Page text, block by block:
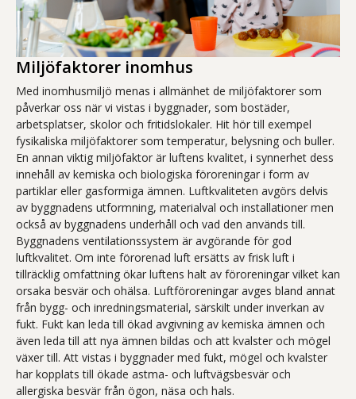
Miljöfaktorer inomhus
Med inomhusmiljö menas i allmänhet de miljöfaktorer som
påverkar oss när vi vistas i byggnader, som bostäder,
arbetsplatser, skolor och fritidslokaler. Hit hör till exempel
fysikaliska miljöfaktorer som temperatur, belysning och buller.
En annan viktig miljöfaktor är luftens kvalitet, i synnerhet dess
innehåll av kemiska och biologiska föroreningar i form av
partiklar eller gasformiga ämnen. Luftkvaliteten avgörs delvis
av byggnadens utformning, materialval och installationer men
också av byggnadens underhåll och vad den används till.
Byggnadens ventilationssystem är avgörande för god
luftkvalitet. Om inte förorenad luft ersätts av frisk luft i
tillräcklig omfattning ökar luftens halt av föroreningar vilket kan
orsaka besvär och ohälsa. Luftföroreningar avges bland annat
från bygg- och inredningsmaterial, särskilt under inverkan av
fukt. Fukt kan leda till ökad avgivning av kemiska ämnen och
även leda till att nya ämnen bildas och att kvalster och mögel
växer till. Att vistas i byggnader med fukt, mögel och kvalster
har kopplats till ökade astma- och luftvägsbesvär och
allergiska besvär från ögon, näsa och hals.